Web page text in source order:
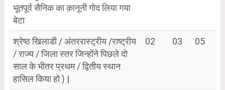
भूतपूर्व सैनिक का क़ानूनी गोद लिया गया
बेटा
श्रेष्ठ खिलाडी / अंतररास्ट्रीय /राष्ट्रीय
/ राज्य / जिला स्तर जिन्होंने पिछले दो
साल के भीतर प्रथम / द्वितीय स्थान
हासिल किया हो ) |
02 03 05